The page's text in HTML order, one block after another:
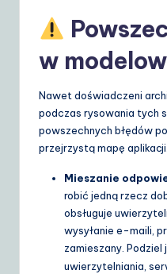
w
Nawet doświadczeni
podczas rysowania tych
powszechnych błędów
przejrzystą mapę aplikacji.
Mieszanie
robić jedną rzecz
obsługuje
wysyłanie e-maili,
zamieszany. Podziel
uwierzytelniania,